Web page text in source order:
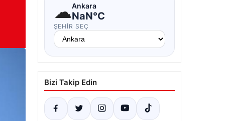
☁Ankara
NaN°C
ŞEHIR SEÇ
Bizi Takip Edin